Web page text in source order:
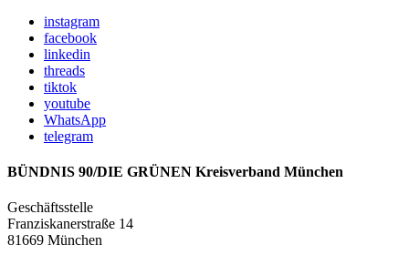
instagram
facebook
linkedin
threads
tiktok
youtube
WhatsApp
telegram
BÜNDNIS 90/DIE GRÜNEN Kreisverband München
Geschäftsstelle
Franziskanerstraße 14
81669 München